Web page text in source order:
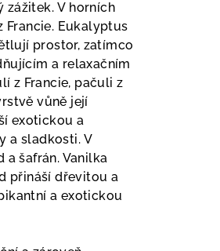
V horních
Francie. Eukalyptus
prostor, zatímco
a relaxačním
z Francie, pačuli z
vůně její
exotickou a
a sladkosti. V
šafrán. Vanilka
přináší dřevitou a
a exotickou